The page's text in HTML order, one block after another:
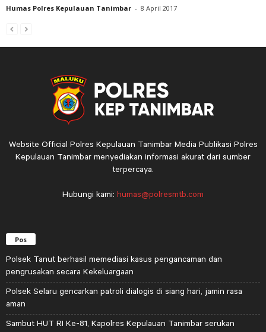
Humas Polres Kepulauan Tanimbar - 8 April 2017
Website Official Polres Kepulauan Tanimbar Media Publikasi Polres
Kepulauan Tanimbar menyediakan informasi akurat dari sumber
terpercaya.
Hubungi kami: humas@polresmtb.com
Pos
Polsek Tanut berhasil memediasi kasus pengancaman dan
pengrusakan secara Kekeluargaan
Polsek Selaru gencarkan patroli dialogis di siang hari, jamin rasa
aman
Sambut HUT RI Ke-81, Kapolres Kepulauan Tanimbar serukan